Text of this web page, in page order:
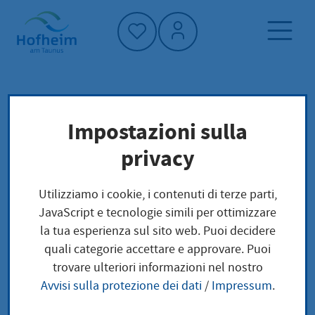
Home"
Pagina iniziale
Trova servizi
Preoccupazioni locali
Wohnungsgeberbestätigung
Wohnungsgeberbestät
igung
Impostazioni sulla
privacy
Utilizziamo i cookie, i contenuti di terze parti,
JavaScript e tecnologie simili per ottimizzare
la tua esperienza sul sito web. Puoi decidere
quali categorie accettare e approvare. Puoi
trovare ulteriori informazioni nel nostro
Avvisi sulla protezione dei dati/ Impressum.